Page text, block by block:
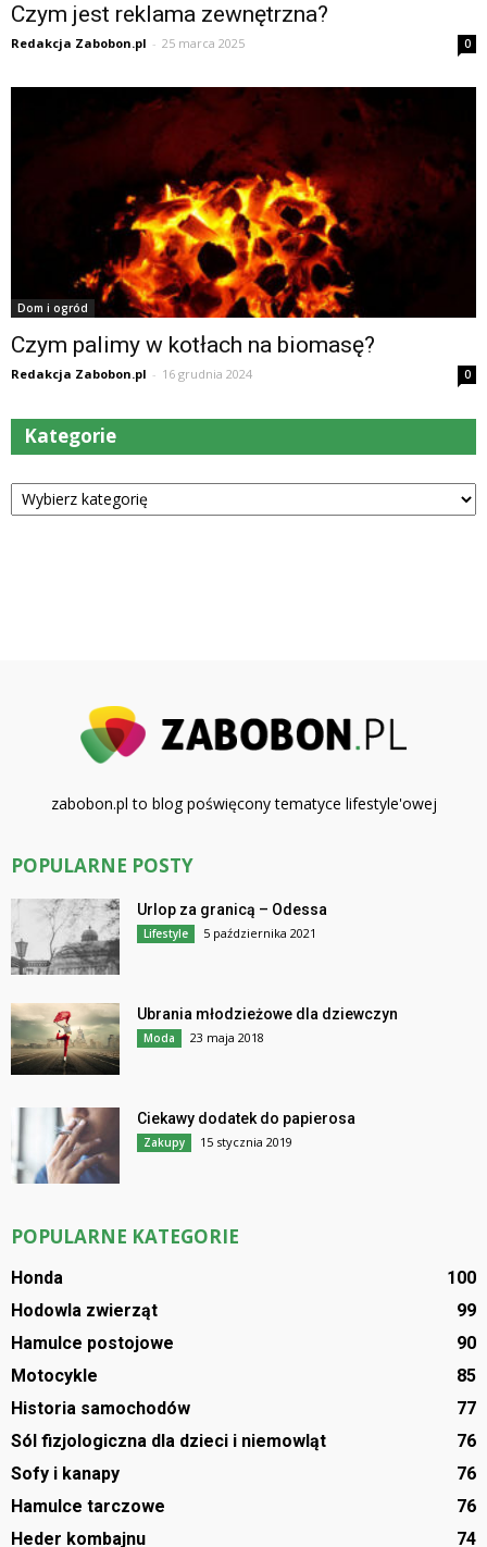
Czym jest reklama zewnętrzna?
Redakcja Zabobon.pl - 25 marca 2025 0
Dom i ogród
Czym palimy w kotłach na biomasę?
Redakcja Zabobon.pl - 16 grudnia 2024 0
Kategorie
Kategorie
zabobon.pl to blog poświęcony tematyce lifestyle'owej
POPULARNE POSTY
Urlop za granicą – Odessa
Lifestyle 5 października 2021
Ubrania młodzieżowe dla dziewczyn
Moda 23 maja 2018
Ciekawy dodatek do papierosa
Zakupy 15 stycznia 2019
POPULARNE KATEGORIE
Honda
100
Hodowla zwierząt
99
Hamulce postojowe
90
Motocykle
85
Historia samochodów
77
Sól fizjologiczna dla dzieci i niemowląt
76
Sofy i kanapy
76
Hamulce tarczowe
76
Heder kombajnu
74